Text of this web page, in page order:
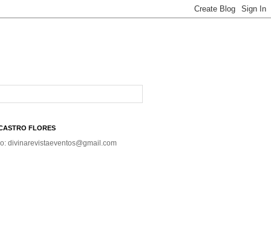
FLORES
divinarevistaeventos@gmail.com